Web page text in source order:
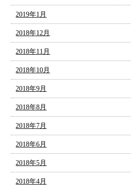
2019年1月
2018年12月
2018年11月
2018年10月
2018年9月
2018年8月
2018年7月
2018年6月
2018年5月
2018年4月